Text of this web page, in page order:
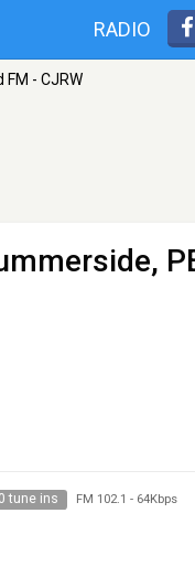
RADIO
FM - CJRW
tune ins FM 102.1 - 64Kbps